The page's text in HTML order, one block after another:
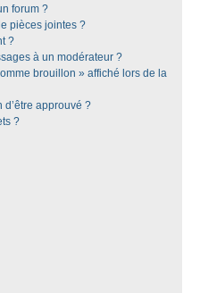
forum ?
pièces jointes ?
?
à un modérateur ?
brouillon » affiché lors de la
approuvé ?
?